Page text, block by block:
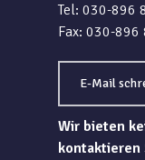
Tel: 030-896
Fax: 030-896
E-Mail
Wir bieten
kontaktieren